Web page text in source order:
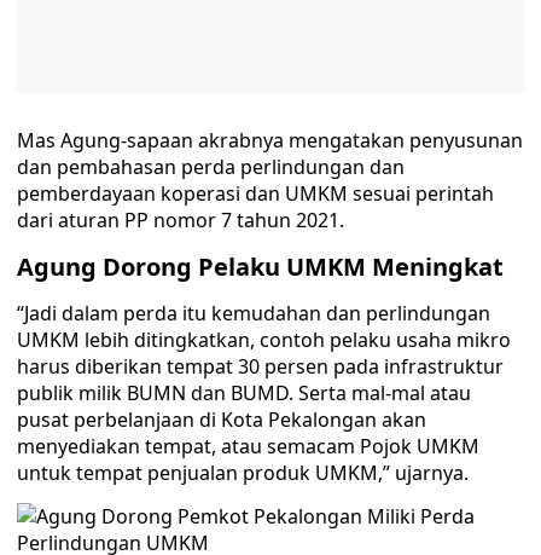
Mas Agung-sapaan akrabnya mengatakan penyusunan
dan pembahasan perda perlindungan dan
pemberdayaan koperasi dan UMKM sesuai perintah
dari aturan PP nomor 7 tahun 2021.
Agung Dorong Pelaku UMKM Meningkat
“Jadi dalam perda itu kemudahan dan perlindungan
UMKM lebih ditingkatkan, contoh pelaku usaha mikro
harus diberikan tempat 30 persen pada infrastruktur
publik milik BUMN dan BUMD. Serta mal-mal atau
pusat perbelanjaan di Kota Pekalongan akan
menyediakan tempat, atau semacam Pojok UMKM
untuk tempat penjualan produk UMKM,” ujarnya.